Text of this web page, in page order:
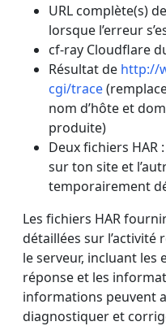
URL complète(s)
lorsque l’erreur
cf-ray Cloudflare
Résultat de http://
cgi/trace
nom d’hôte et
produite)
Deux fichiers HAR
sur ton site et
temporairement
Les fichiers HAR
détaillées sur l’activité
le serveur, incluant les
réponse et les
informations peuvent
diagnostiquer et